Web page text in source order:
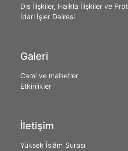
Dış İlişkiler, Halkla İlişkiler ve
İdari İşler Dairesi
Galeri
Cami ve mabetler
Etkinlikler
İletişim
Yüksek İslâm Şurası